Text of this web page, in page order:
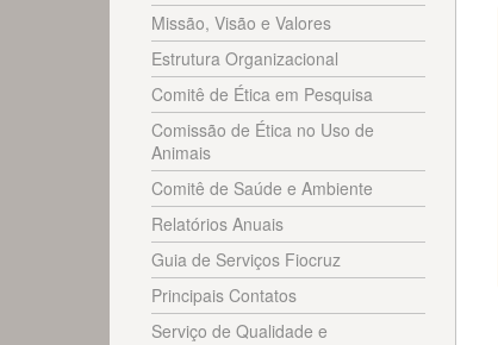
Missão, Visão e Valores
Estrutura Organizacional
Comitê de Ética em Pesquisa
Comissão de Ética no Uso de
Animais
Comitê de Saúde e Ambiente
Relatórios Anuais
Guia de Serviços Fiocruz
Principais Contatos
Serviço de Qualidade e